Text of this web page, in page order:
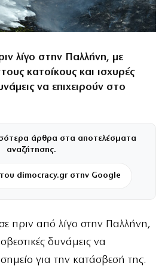
λίγο στην Παλλήνη, με
κατοίκους και ισχυρές
να επιχειρούν στο
άρθρα στα αποτελέσματα
αναζήτησης.
dimocracy.gr στην Google
πριν από λίγο στην Παλλήνη,
δυνάμεις να
για την κατάσβεσή της.